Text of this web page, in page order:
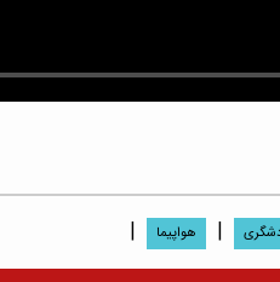
| هواپیما
|